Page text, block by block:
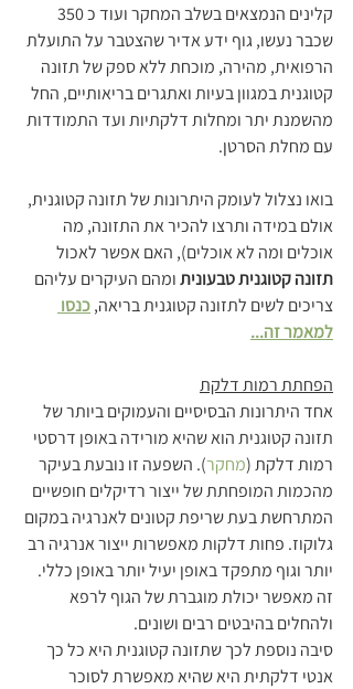
שכבר נעשו, גוף ידע אדיר שהצטבר על התועלת
הרפואית, מהירה, מוכחת ללא ספק של תזונה
קטוגנית במגוון בעיות ואתגרים בריאותיים, החל
מהשמנת יתר ומחלות דלקתיות ועד התמודדות
עם מחלת הסרטן.
בואו נצלול לעומק היתרונות של תזונה קטוגנית,
אולם במידה ותרצו להכיר את התזונה, מה
אוכלים ומה לא אוכלים), האם אפשר לאכול
תזונה קטוגנית טבעונית ומהם העיקרים עליהם
צריכים לשים לתזונה קטוגנית בריאה,כנסו
למאמר זה...
הפחתת רמות דלקת
אחד היתרונות הבסיסיים והעמוקים ביותר של
תזונה קטוגנית הוא שהיא מורידה באופן דרסטי
רמות דלקת (מחקר). השפעה זו נובעת בעיקר
מהכמות המופחתת של ייצור רדיקלים חופשיים
המתרחשת בעת שריפת קטונים לאנרגיה במקום
גלוקוז. פחות דלקות מאפשרות ייצור אנרגיה רב
יותר וגוף מתפקד באופן יעיל יותר באופן כללי.
זה מאפשר יכולת מוגברת של הגוף לרפא
ולהחלים בהיבטים רבים ושונים.
סיבה נוספת לכך שתזונה קטוגנית היא כל כך
אנטי דלקתית היא שהיא מאפשרת לסוכר